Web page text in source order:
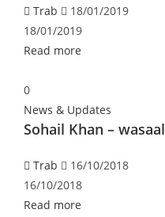
Trab
18/01/2019
18/01/2019
Read more
0
News & Updates
Sohail Khan – wasaal
Trab
16/10/2018
16/10/2018
Read more